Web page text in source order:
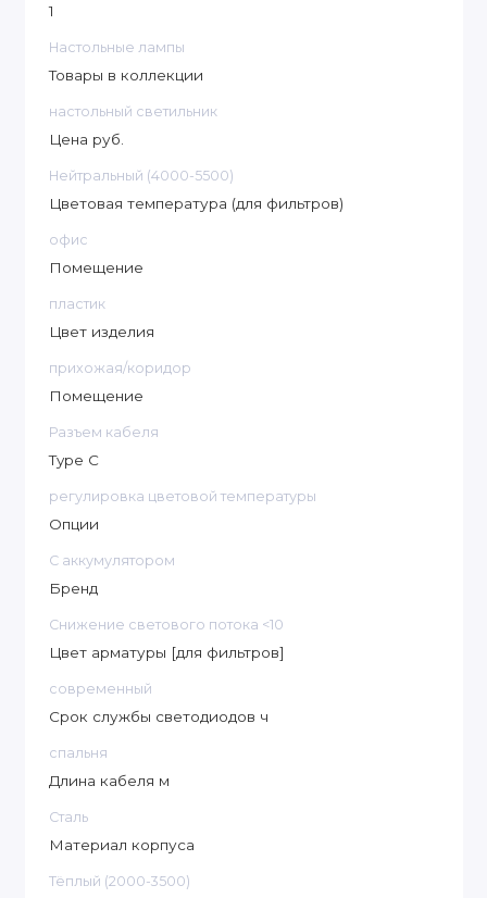
1
Настольные лампы
Товары в коллекции
настольный светильник
Цена руб.
Нейтральный (4000-5500)
Цветовая температура (для фильтров)
офис
Помещение
пластик
Цвет изделия
прихожая/коридор
Помещение
Разъем кабеля
Type C
регулировка цветовой температуры
Опции
С аккумулятором
Бренд
Снижение светового потока <10
Цвет арматуры [для фильтров]
современный
Срок службы светодиодов ч
спальня
Длина кабеля м
Сталь
Материал корпуса
Тёплый (2000-3500)